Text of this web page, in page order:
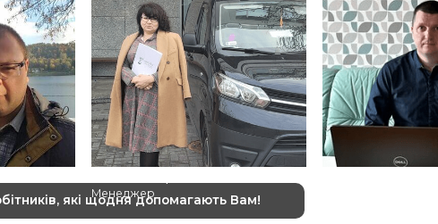
Менеджер
які щодня допомагають Вам!